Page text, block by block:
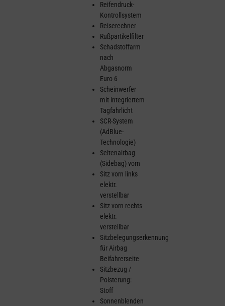
Reifendruck-
Kontrollsystem
Reiserechner
Rußpartikelfilter
Schadstoffarm
nach
Abgasnorm
Euro 6
Scheinwerfer
mit integriertem
Tagfahrlicht
SCR-System
(AdBlue-
Technologie)
Seitenairbag
(Sidebag) vorn
Sitz vorn links
elektr.
verstellbar
Sitz vorn rechts
elektr.
verstellbar
Sitzbelegungserkennung
für Airbag
Beifahrerseite
Sitzbezug /
Polsterung:
Stoff
Sonnenblenden